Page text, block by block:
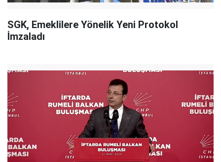
SGK, Emeklilere Yönelik Yeni Protokol
İmzaladı